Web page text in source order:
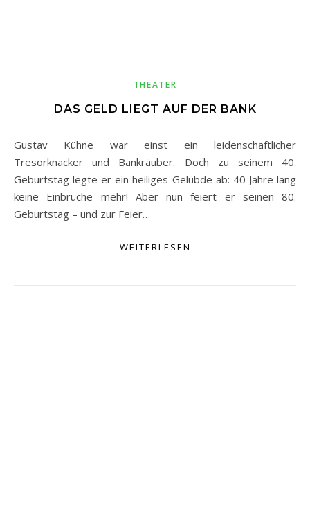
THEATER
DAS GELD LIEGT AUF DER BANK
Gustav Kühne war einst ein leidenschaftlicher
Tresorknacker und Bankräuber. Doch zu seinem 40.
Geburtstag legte er ein heiliges Gelübde ab: 40 Jahre lang
keine Einbrüche mehr! Aber nun feiert er seinen 80.
Geburtstag – und zur Feier…
WEITERLESEN